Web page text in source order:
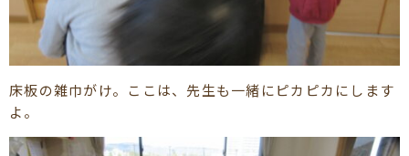
床板の雑巾がけ。ここは、先生も一緒にピカピカにします
よ。